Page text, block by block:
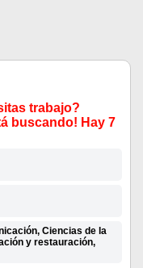
trabajo?
buscando! Hay 7
Ciencias de la
y restauración,